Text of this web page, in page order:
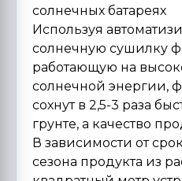
солнечных батареях
Используя
солнечную сушилку
работающую на
солнечной энергии,
сохнут в 2,5-3 раза
грунте, а качество
В зависимости от
сезона продукта из